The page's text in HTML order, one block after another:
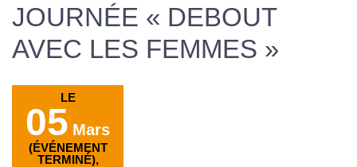
JOURNÉE « DEBOUT
AVEC LES FEMMES »
LE
05 Mars
(ÉVÉNEMENT
TERMINÉ),